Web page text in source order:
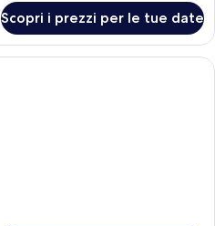
Scopri i prezzi per le tue date
Un letto a castello con una scrivania